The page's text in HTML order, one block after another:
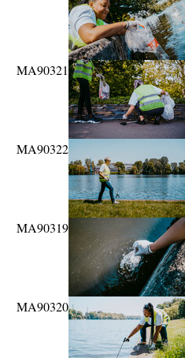
MA90321
MA90322
MA90319
MA90320